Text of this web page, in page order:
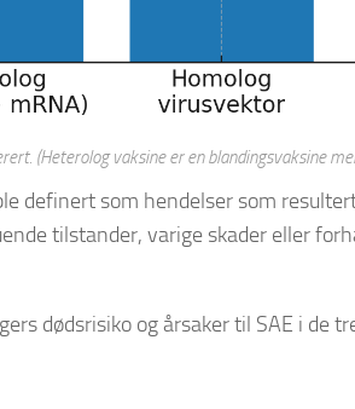
. (Heterolog vaksine er en blandingsvaksine
definert som hendelser som
tilstander, varige skader eller
dødsrisiko og årsaker til SAE i de